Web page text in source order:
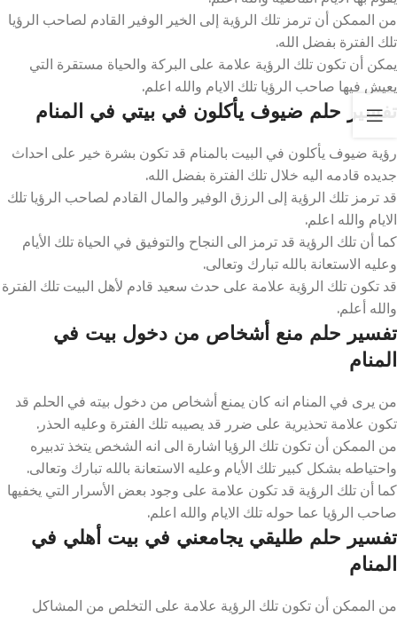
من الممكن أن ترمز تلك الرؤية إلى الخير الوفير القادم لصاحب الرؤيا
تلك الفترة بفضل الله.
يمكن أن تكون تلك الرؤية علامة على البركة والحياة مستقرة التي
يعيش فيها صاحب الرؤيا تلك الايام والله اعلم.
تفسير حلم ضيوف يأكلون في بيتي في المنام
رؤية ضيوف يأكلون في البيت بالمنام قد تكون بشرة خير على احداث
جديده قادمه اليه خلال تلك الفترة بفضل الله.
قد ترمز تلك الرؤية إلى الرزق الوفير والمال القادم لصاحب الرؤيا تلك
الايام والله اعلم.
كما أن تلك الرؤية قد ترمز الى النجاح والتوفيق في الحياة تلك الأيام
وعليه الاستعانة بالله تبارك وتعالى.
قد تكون تلك الرؤية علامة على حدث سعيد قادم لأهل البيت تلك الفترة
والله أعلم.
تفسير حلم منع أشخاص من دخول بيت في
المنام
من يرى في المنام انه كان يمنع أشخاص من دخول بيته في الحلم قد
تكون علامة تحذيرية على ضرر قد يصيبه تلك الفترة وعليه الحذر.
من الممكن أن تكون تلك الرؤيا اشارة الى انه الشخص يتخذ تدبيره
واحتياطه بشكل كبير تلك الأيام وعليه الاستعانة بالله تبارك وتعالى.
كما أن تلك الرؤية قد تكون علامة على وجود بعض الأسرار التي يخفيها
صاحب الرؤيا عما حوله تلك الايام والله اعلم.
تفسير حلم طليقي يجامعني في بيت أهلي في
المنام
من الممكن أن تكون تلك الرؤية علامة على التخلص من المشاكل